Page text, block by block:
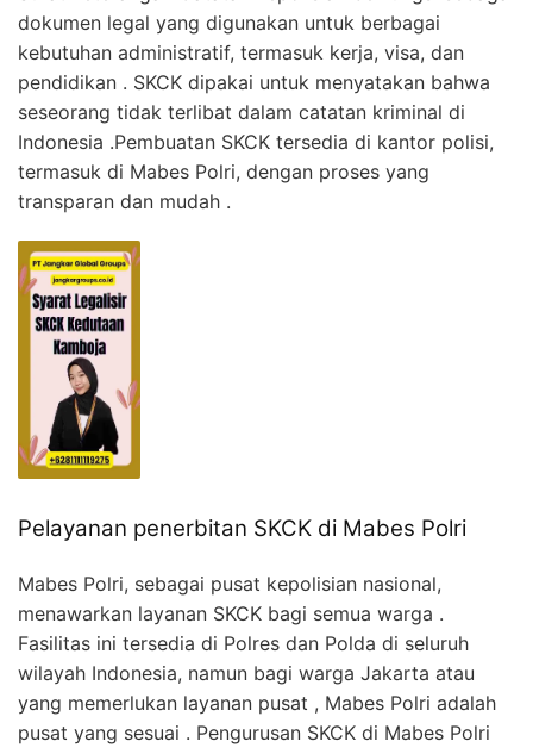
dokumen legal yang digunakan untuk berbagai
kebutuhan administratif, termasuk kerja, visa, dan
pendidikan . SKCK dipakai untuk menyatakan bahwa
seseorang tidak terlibat dalam catatan kriminal di
Indonesia .Pembuatan SKCK tersedia di kantor polisi,
termasuk di Mabes Polri, dengan proses yang
transparan dan mudah .
Pelayanan penerbitan SKCK di Mabes Polri
Mabes Polri, sebagai pusat kepolisian nasional,
menawarkan layanan SKCK bagi semua warga .
Fasilitas ini tersedia di Polres dan Polda di seluruh
wilayah Indonesia, namun bagi warga Jakarta atau
yang memerlukan layanan pusat , Mabes Polri adalah
pusat yang sesuai . Pengurusan SKCK di Mabes Polri